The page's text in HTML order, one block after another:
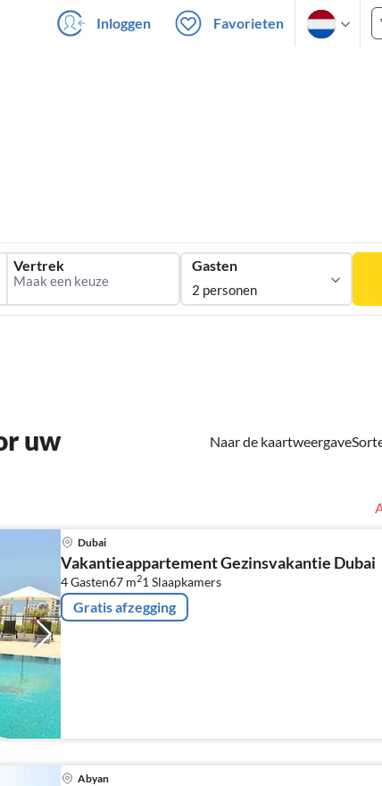
Inloggen Favorieten
Vertrek Gasten
2 personen
Naar de kaartweergave
uw
Dubai
Vakantieappartement Gezinsvakantie Dubai
4 Gasten67 m21 Slaapkamers
Gratis afzegging
Abyan